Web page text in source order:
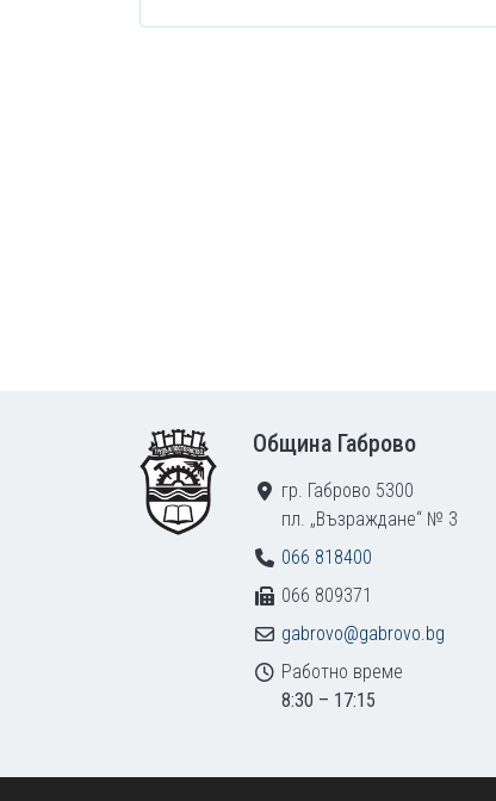
Община Габрово
гр. Габрово 5300
пл. „Възраждане“ № 3
066 818400
066 809371
gabrovo@gabrovo.bg
Работно време
8:30 – 17:15